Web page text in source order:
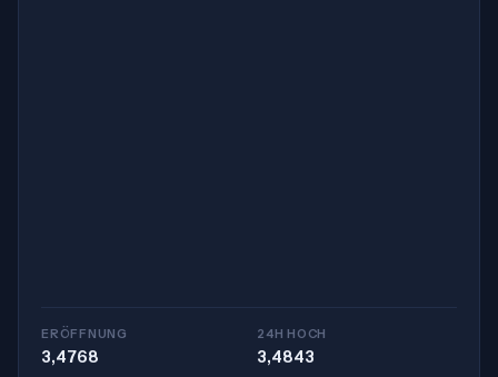
ERÖFFNUNG
3,4768
24H HOCH
3,4843